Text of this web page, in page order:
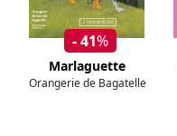
- 41%
Marlaguette
Orangerie de Bagatelle